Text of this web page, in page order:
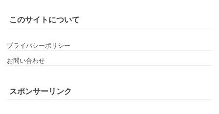
このサイトについて
プライバシーポリシー
お問い合わせ
スポンサーリンク